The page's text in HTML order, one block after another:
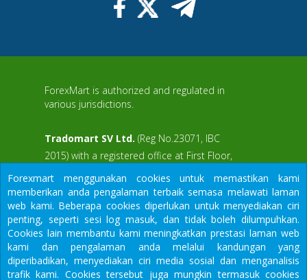
ForexMart is authorized and regulated in
various jurisdictions.
Tradomart SV Ltd. (Reg No.23071, IBC
2015) with a registered office at First Floor,
Limited Uptown Building, Corner of James
and Middle Street, Kingstown, Saint Vincent
and the Grenadines
Restricted Regions: the United States of
America, North Korea, Sudan, Syria and
some other regions.
aWS
Forexmart menggunakan cookies untuk memastikan kami
memberikan anda pengalaman terbaik semasa melawati laman
web kami. Beberapa cookies diperlukan untuk menyediakan ciri
penting, seperti sesi log masuk, dan tidak boleh dilumpuhkan.
Cookies lain membantu kami meningkatkan prestasi laman web
kami dan pengalaman anda melalui kandungan yang
diperibadikan, menyediakan ciri media sosial dan menganalisis
trafik kami. Cookies tersebut juga mungkin termasuk cookies